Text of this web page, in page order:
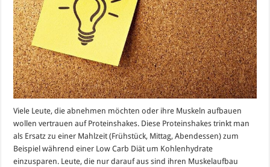
Viele Leute, die abnehmen möchten oder ihre Muskeln aufbauen
wollen vertrauen auf Proteinshakes. Diese Proteinshakes trinkt man
als Ersatz zu einer Mahlzeit (Frühstück, Mittag, Abendessen) zum
Beispiel während einer Low Carb Diät um Kohlenhydrate
einzusparen. Leute, die nur darauf aus sind ihren Muskelaufbau